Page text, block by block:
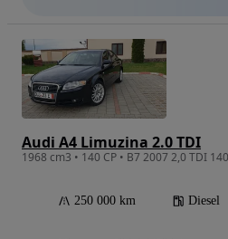
Audi A4 Limuzina 2.0 TDI
250 000 km Diesel